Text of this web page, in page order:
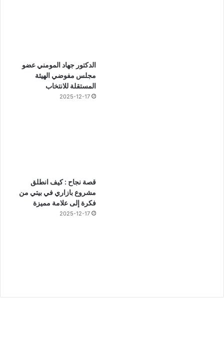
الدكتور جهاد المومني عضو
مجلس مفوضي الهيئة
المستقلة للانتخاب
2025-12-17
قصة نجاح : كيف انطلق
مشروع بازاري في بيتي من
فكرة إلى علامة مميزة
2025-12-17